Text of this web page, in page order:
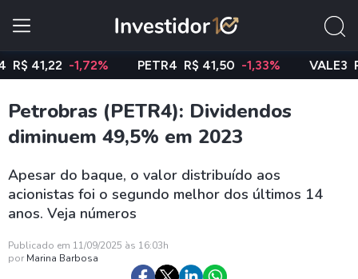
-1,72% PETR4 R$ 41,50 -1,33% VALE3 R$
Petrobras (PETR4): Dividendos
diminuem 49,5% em 2023
Apesar do baque, o valor distribuído aos
acionistas foi o segundo melhor dos últimos 14
anos. Veja números
Publicado em 11/09/2025 às 16:03h
por Marina Barbosa